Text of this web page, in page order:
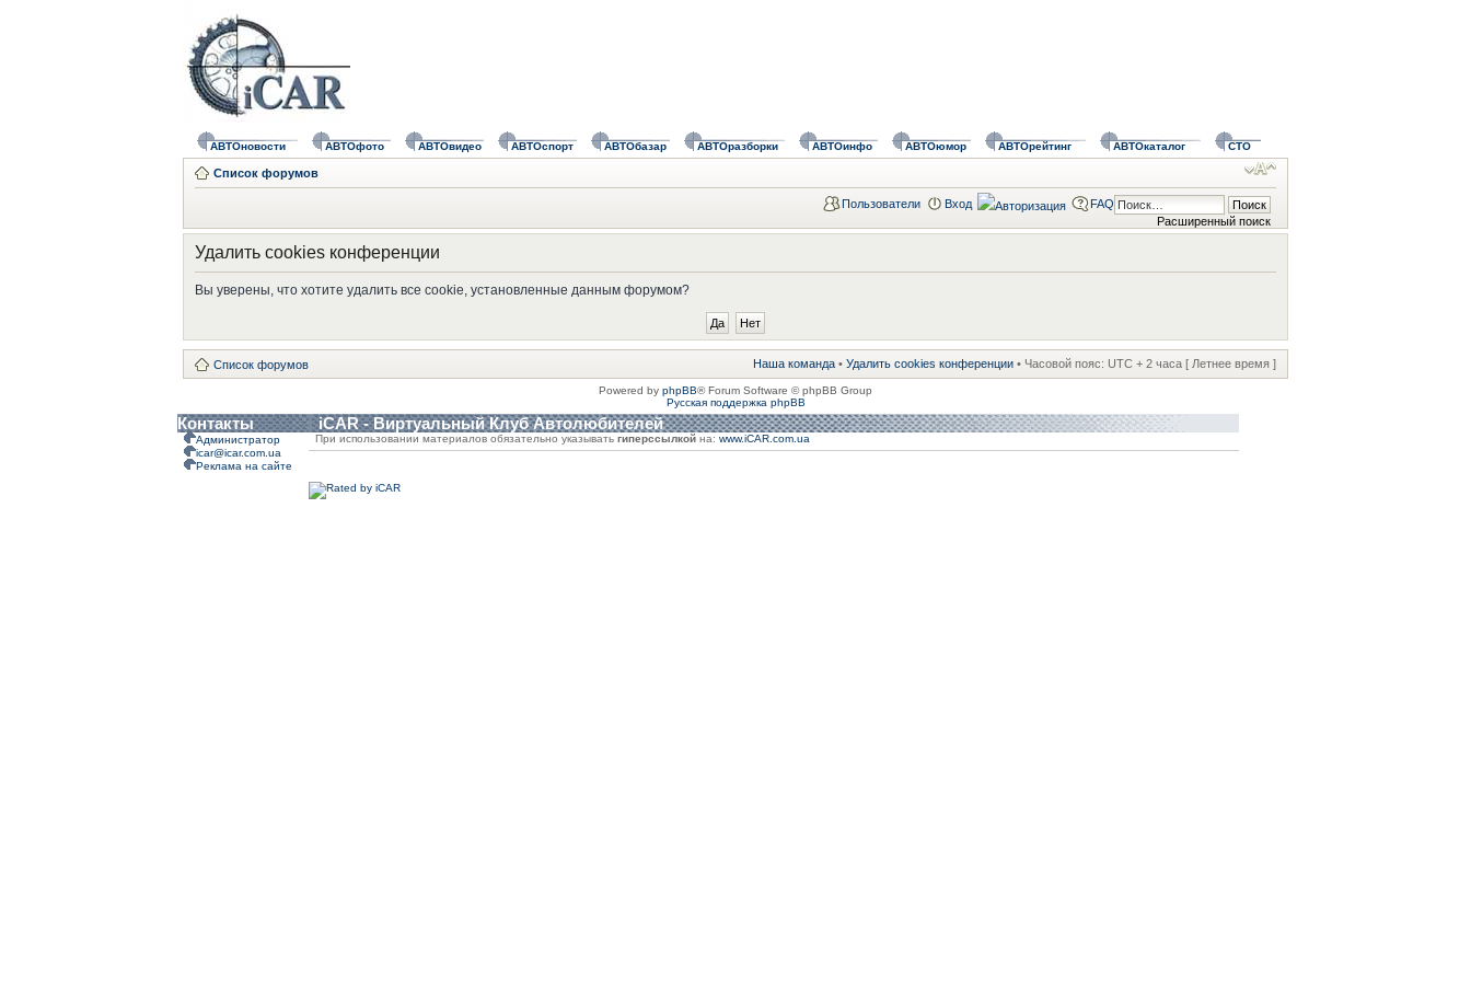
АВТОновости АВТОфото АВТОвидео АВТОспорт АВТОбазар АВТОразборки АВТОинфо АВТОюмор АВТОрейтинг АВТОкаталог СТО
Список форумов
Расширенный поиск
Пользователи Вход FAQ
Удалить cookies конференции
Вы уверены, что хотите удалить все cookie, установленные данным форумом?
Список форумов Наша команда • Удалить cookies конференции • Часовой пояс: UTC + 2 часа [ Летнее время ]
Powered by phpBB® Forum Software © phpBB Group
Русская поддержка phpBB
Контакты iCAR - Виртуальный Клуб Автолюбителей
Администратор
icar@icar.com.ua
Реклама на сайте
При использовании материалов обязательно указывать гиперссылкой на: www.iCAR.com.ua